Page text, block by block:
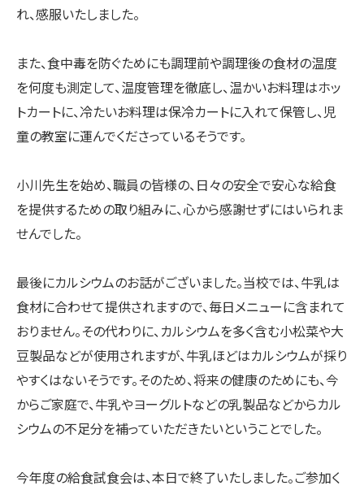
れ、感服いたしました。
また、食中毒を防ぐためにも調理前や調理後の食材の温度
を何度も測定して、温度管理を徹底し、温かいお料理はホッ
トカートに、冷たいお料理は保冷カートに入れて保管し、児
童の教室に運んでくださっているそうです。
小川先生を始め、職員の皆様の、日々の安全で安心な給食
を提供するための取り組みに、心から感謝せずにはいられま
せんでした。
最後にカルシウムのお話がございました。当校では、牛乳は
食材に合わせて提供されますので、毎日メニューに含まれて
おりません。その代わりに、カルシウムを多く含む小松菜や大
豆製品などが使用されますが、牛乳ほどはカルシウムが採り
やすくはないそうです。そのため、将来の健康のためにも、今
からご家庭で、牛乳やヨーグルトなどの乳製品などからカル
シウムの不足分を補っていただきたいということでした。
今年度の給食試食会は、本日で終了いたしました。ご参加く